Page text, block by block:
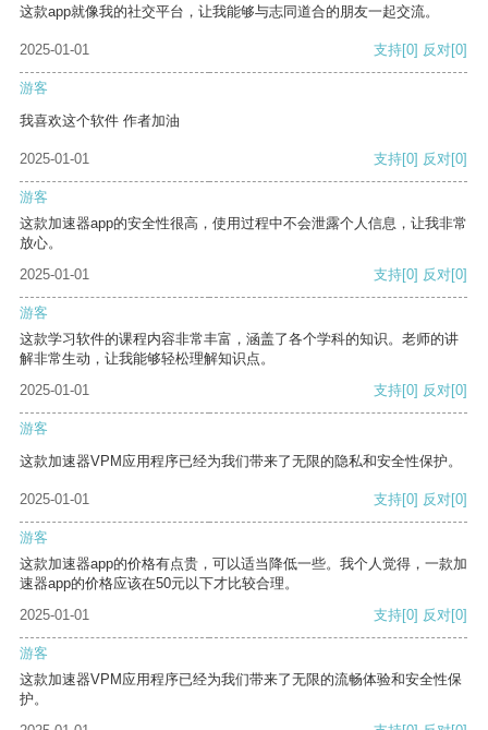
这款app就像我的社交平台，让我能够与志同道合的朋友一起交流。
2025-01-01 支持[0] 反对[0]
游客
我喜欢这个软件 作者加油
2025-01-01 支持[0] 反对[0]
游客
这款加速器app的安全性很高，使用过程中不会泄露个人信息，让我非常
放心。
2025-01-01
支持[0] 反对[0]
游客
这款学习软件的课程内容非常丰富，涵盖了各个学科的知识。老师的讲
解非常生动，让我能够轻松理解知识点。
2025-01-01
支持[0] 反对[0]
游客
这款加速器VPM应用程序已经为我们带来了无限的隐私和安全性保护。
2025-01-01 支持[0] 反对[0]
游客
这款加速器app的价格有点贵，可以适当降低一些。我个人觉得，一款加
速器app的价格应该在50元以下才比较合理。
2025-01-01
支持[0] 反对[0]
游客
这款加速器VPM应用程序已经为我们带来了无限的流畅体验和安全性保
护。